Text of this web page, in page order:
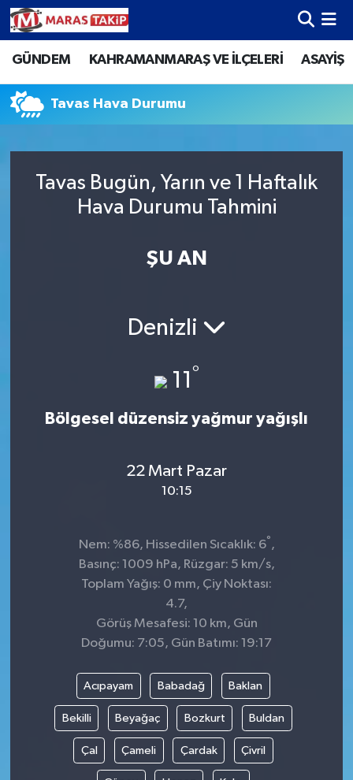
GÜNDEM KAHRAMANMARAŞ VE İLÇELERİ ASAYİŞ
Tavas Hava Durumu
Tavas Bugün, Yarın ve 1 Haftalık
Hava Durumu Tahmini
ŞU AN
Denizli
11 °
Bölgesel düzensiz yağmur yağışlı
22 Mart Pazar
10:15
Nem: %86, Hissedilen Sıcaklık: 6° ,
Basınç: 1009 hPa, Rüzgar: 5 km/s,
Toplam Yağış: 0 mm, Çiy Noktası:
4.7,
Görüş Mesafesi: 10 km, Gün
Doğumu: 7:05, Gün Batımı: 19:17
Acıpayam Babadağ Baklan
Bekilli Beyağaç Bozkurt Buldan
Çal Çameli Çardak Çivril
Kahramanmaraş Nöbetçi Eczaneler
Kahramanmaraş Hava Durumu
Kahramanmaraş Trafik Yoğunluk Haritası